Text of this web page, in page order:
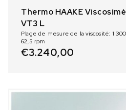
Thermo HAAKE
VT3 L
Plage de mesure de la viscosité:
62,5 rpm
€3.240,00